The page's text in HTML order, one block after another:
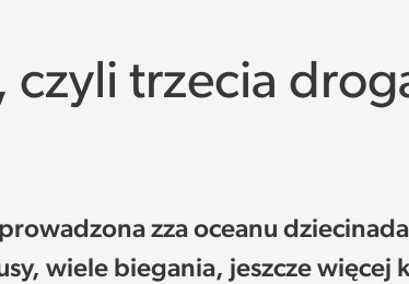
czyli trzecia
zza oceanu
wiele biegania, jeszcze więcej